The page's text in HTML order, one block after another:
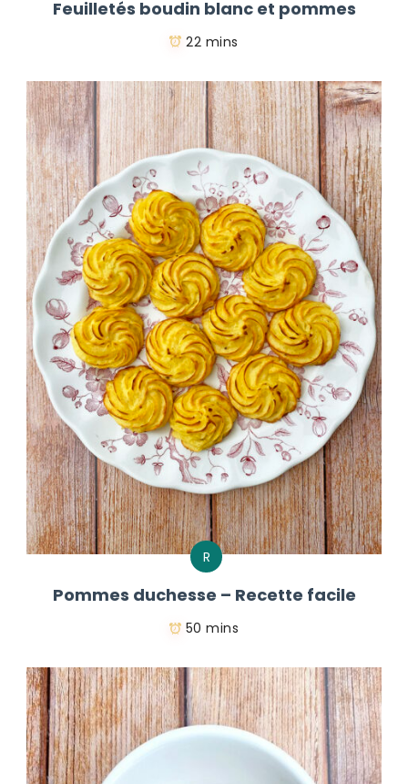
Feuilletés boudin blanc et pommes
22 mins
R
Pommes duchesse – Recette facile
50 mins